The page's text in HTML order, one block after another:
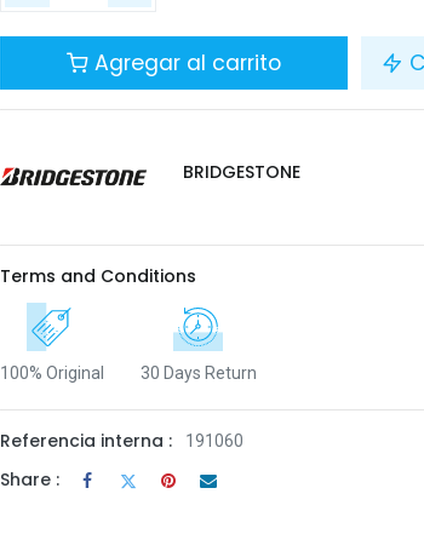
Agregar al carrito
BRIDGESTONE
Terms and Conditions
100% Original 30 Days Return
Referencia interna : 191060
Share :